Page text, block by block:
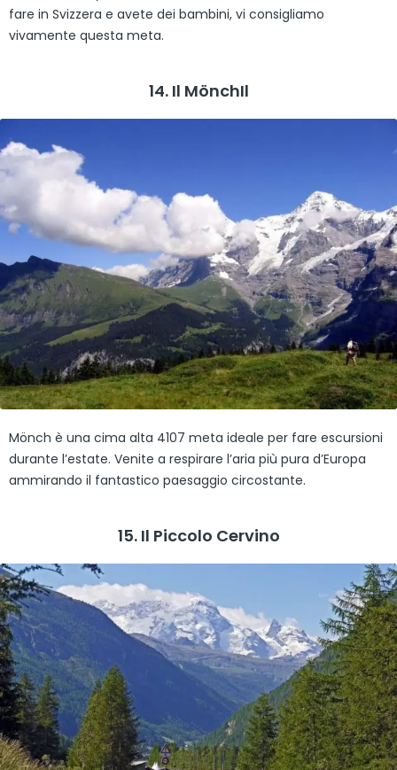
fare in Svizzera e avete dei bambini, vi consigliamo
vivamente questa meta.
14. Il MönchIl
Mönch è una cima alta 4107 meta ideale per fare escursioni
durante l’estate. Venite a respirare l’aria più pura d’Europa
ammirando il fantastico paesaggio circostante.
15. Il Piccolo Cervino